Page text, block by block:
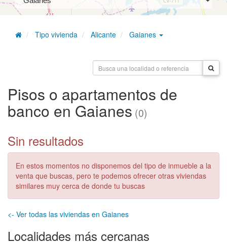
Tipo vivienda Alicante Gaianes
Pisos o apartamentos de
banco en Gaianes (0)
Sin resultados
En estos momentos no disponemos del tipo de inmueble a la
venta que buscas, pero te podemos ofrecer otras viviendas
similares muy cerca de donde tu buscas
<- Ver todas las viviendas en Gaianes
Localidades más cercanas